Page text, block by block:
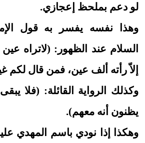
لو دعم بملحظ إعجازي.
وهذا نفسه يفسر به قول
السلام عند الظهور: (لاتراه
إلاّ رأته ألف عين، فمن قال لكم
وكذلك الرواية القائلة: (فلا
يظنون أنه معهم).
وهكذا إذا نودي باسم المهدي